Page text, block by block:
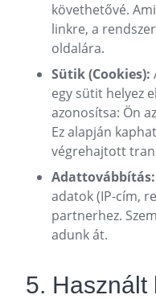
követhetővé.
linkre, a
oldalára.
Sütik (Cookies):
egy sütit helyez
azonosítsa: Ön
Ez alapján
végrehajtott
Adattovábbítás:
adatok (IP-cím,
partnerhez.
adunk át.
5. Használt